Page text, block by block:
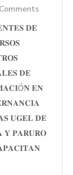
𝐃𝐄
𝐃𝐄
𝐄𝐍
𝐔𝐆𝐄𝐋 𝐃𝐄
𝐘 𝐏𝐀𝐑𝐔𝐑𝐎